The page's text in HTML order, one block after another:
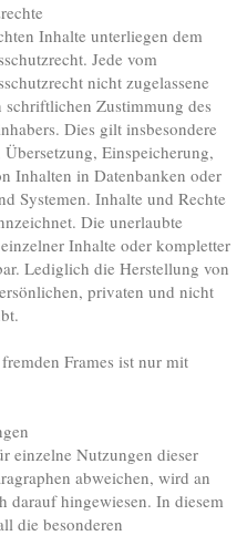
Inhalte unterliegen dem
Jede vom
nicht zugelassene
Zustimmung des
Dies gilt insbesondere
Einspeicherung,
Inhalten in Datenbanken oder
Systemen. Inhalte und Rechte
Die unerlaubte
Inhalte oder kompletter
Lediglich die Herstellung von
privaten und nicht
Frames ist nur mit
einzelne Nutzungen dieser
abweichen, wird an
darauf hingewiesen. In diesem
die besonderen